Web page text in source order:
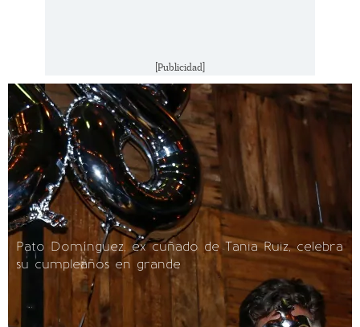
[Publicidad]
Pato Domínguez, ex cuñado de Tania Ruiz, celebra
su cumpleaños en grande